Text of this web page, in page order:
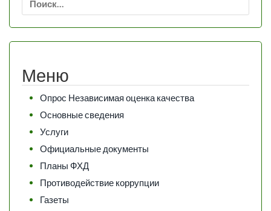
Меню
Опрос Независимая оценка качества
Основные сведения
Услуги
Официальные документы
Планы ФХД
Противодействие коррупции
Газеты